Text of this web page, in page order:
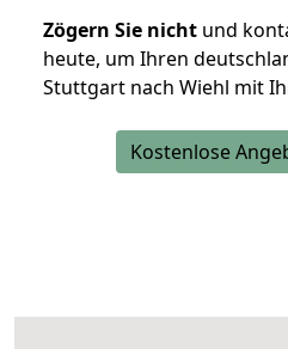
Zögern Sie nicht und
heute, um Ihren
Stuttgart nach Wiehl mit
Kostenlose